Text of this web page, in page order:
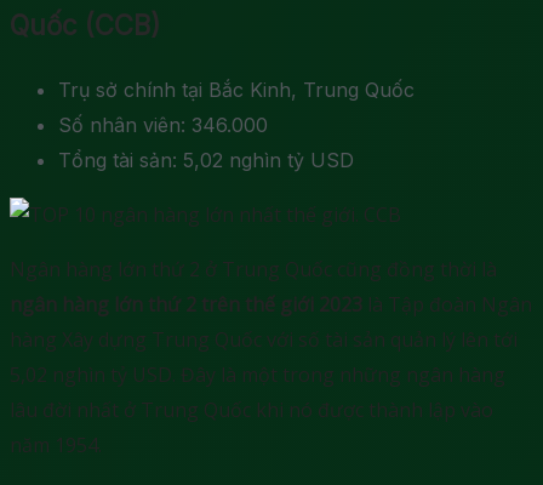
Quốc (CCB)
Trụ sở chính tại Bắc Kinh, Trung Quốc
Số nhân viên: 346.000
Tổng tài sản: 5,02 nghìn tỷ USD
Ngân hàng lớn thứ 2 ở Trung Quốc cũng đồng thời là
ngân hàng lớn thứ 2 trên thế giới 2023 là Tập đoàn Ngân
hàng Xây dựng Trung Quốc với số tài sản quản lý lên tới
5,02 nghìn tỷ USD. Đây là một trong những ngân hàng
lâu đời nhất ở Trung Quốc khi nó được thành lập vào
năm 1954.